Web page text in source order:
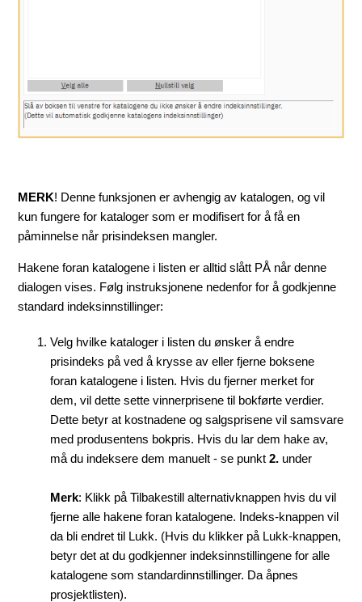
MERK! Denne funksjonen er avhengig av katalogen, og vil
kun fungere for kataloger som er modifisert for å få en
påminnelse når prisindeksen mangler.
Hakene foran katalogene i listen er alltid slått PÅ når denne
dialogen vises. Følg instruksjonene nedenfor for å godkjenne
standard indeksinnstillinger:
Velg hvilke kataloger i listen du ønsker å endre
prisindeks på ved å krysse av eller fjerne boksene
foran katalogene i listen. Hvis du fjerner merket for
dem, vil dette sette vinnerprisene til bokførte verdier.
Dette betyr at kostnadene og salgsprisene vil samsvare
med produsentens bokpris. Hvis du lar dem hake av,
må du indeksere dem manuelt - se punkt2. under
Merk: Klikk på Tilbakestill alternativknappen hvis du vil
fjerne alle hakene foran katalogene. Indeks-knappen vil
da bli endret til Lukk. (Hvis du klikker på Lukk-knappen,
betyr det at du godkjenner indeksinnstillingene for alle
katalogene som standardinnstillinger. Da åpnes
prosjektlisten).